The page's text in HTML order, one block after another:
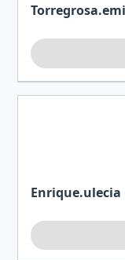
Enrique.ulecia